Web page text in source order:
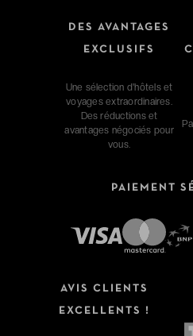
DES AVANTAGES
EXCLUSIFS
Une sélection d'hôtels et
voyages extraordinaires.
Des réductions et
avantages négociés pour
vous.
PAIEMENT
AVIS CLIENTS
EXCELLENTS !